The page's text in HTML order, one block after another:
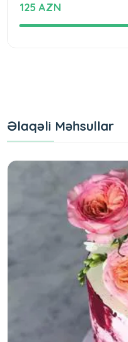
125 AZN
Əlaqəli Məhsullar